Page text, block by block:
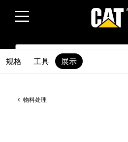
SEARCH
物料处理
规格 工具 展示